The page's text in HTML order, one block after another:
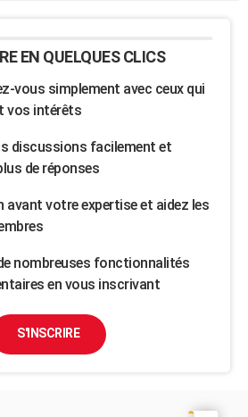
EN QUELQUES CLICS
vous simplement avec ceux qui
vos intérêts
discussions facilement et
de réponses
avant votre expertise et aidez les
nombreuses fonctionnalités
en vous inscrivant
S'INSCRIRE